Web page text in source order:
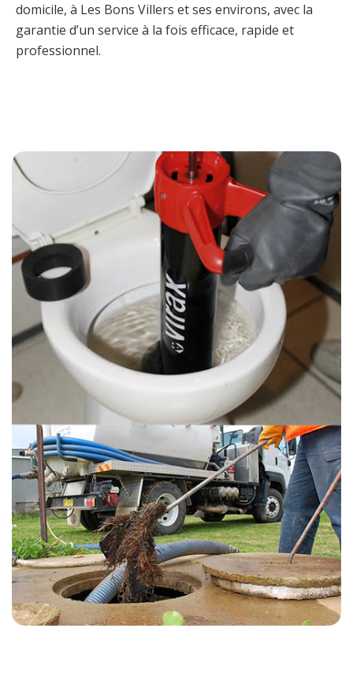
domicile, à Les Bons Villers et ses environs, avec la
garantie d’un service à la fois efficace, rapide et
professionnel.